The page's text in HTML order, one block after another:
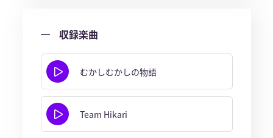
収録楽曲
むかしむかしの物語
Team Hikari